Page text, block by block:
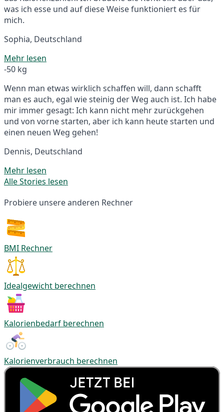
was ich esse und auf diese Weise funktioniert es für
mich.
Sophia, Deutschland
Mehr lesen
-50 kg
Wenn man etwas wirklich schaffen will, dann schafft
man es auch, egal wie steinig der Weg auch ist. Ich habe
mir immer gesagt: Ich kann nicht mehr zurückgehen
und von vorne starten, aber ich kann heute starten und
einen neuen Weg gehen!
Dennis, Deutschland
Mehr lesen
Alle Stories lesen
Probiere unsere anderen Rechner
BMI Rechner
Idealgewicht berechnen
Kalorienbedarf berechnen
Kalorienverbrauch berechnen